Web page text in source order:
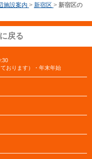
施設案内 > 新宿区 > 新宿区の
戻る
おります）・年末年始